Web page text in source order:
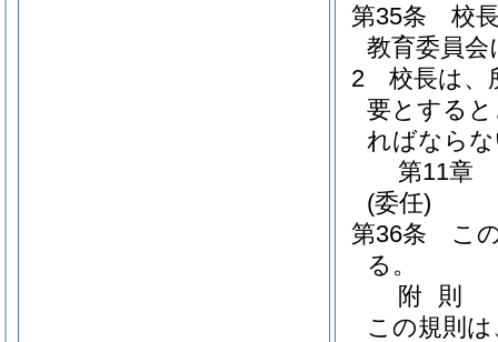
第35条
校
教育委員
2
校長は、
要とする
ればなら
第11章
(委任)
第36条
こ
る。
附 則
この規則